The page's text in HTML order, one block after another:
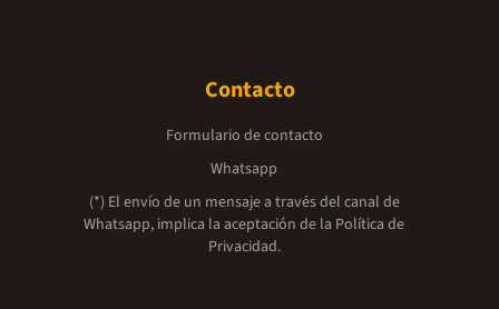
Contacto
Formulario de contacto
Whatsapp
(*) El envío de un mensaje a través del canal de
Whatsapp, implica la aceptación de la Política de
Privacidad.